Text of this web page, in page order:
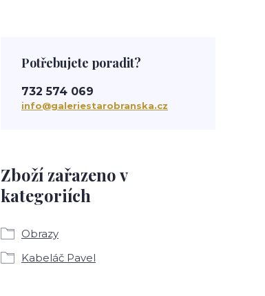
Zboží zařazeno v
kategoriích
Obrazy
Kabeláč Pavel
Potřebujete poradit?
732 574 069
info@galeriestarobranska.cz